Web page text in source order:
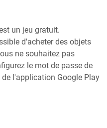
un jeu gratuit.
d'acheter des objets
ne souhaitez pas
le mot de passe de
l'application Google Play